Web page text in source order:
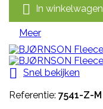
 In winkelwagen
Meer

Snel bekijken
Referentie: 7541-Z-M